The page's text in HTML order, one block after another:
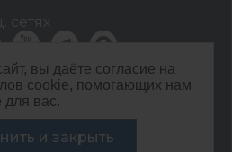
вы даёте согласие на
cookie, помогающих нам
для вас.
и закрыть
16
сетях
ОГРН: 1063667287551